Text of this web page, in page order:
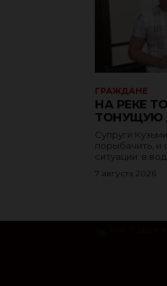
ГРАЖДАНЕ
НА РЕКЕ
ТОНУЩУЮ
Супруги
порыбачить, и
ситуации: в
7 августа 2026